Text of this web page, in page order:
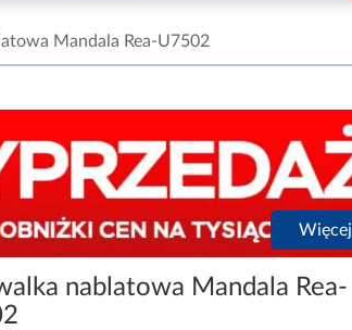
Mandala Rea-U7502
Więcej
nablatowa Mandala Rea-